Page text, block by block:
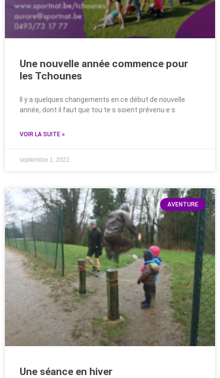
Une nouvelle année commence pour
les Tchounes
Il y a quelques changements en ce début de nouvelle
année, dont il faut que tou·te·s soient prévenu·e·s.
VOIR LA SUITE »
septembre 1, 2022
AVENTURE
Une séance en hiver